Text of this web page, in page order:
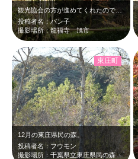
観光協会の方が進めてくれたので行ってみました。春先に来たことがありますが、秋は…
投稿者名：パン子
撮影場所：龍福寺 旭市
12月の東庄県民の森。
投稿者名：フウモン
撮影場所：千葉県立東庄県民の森
東庄町